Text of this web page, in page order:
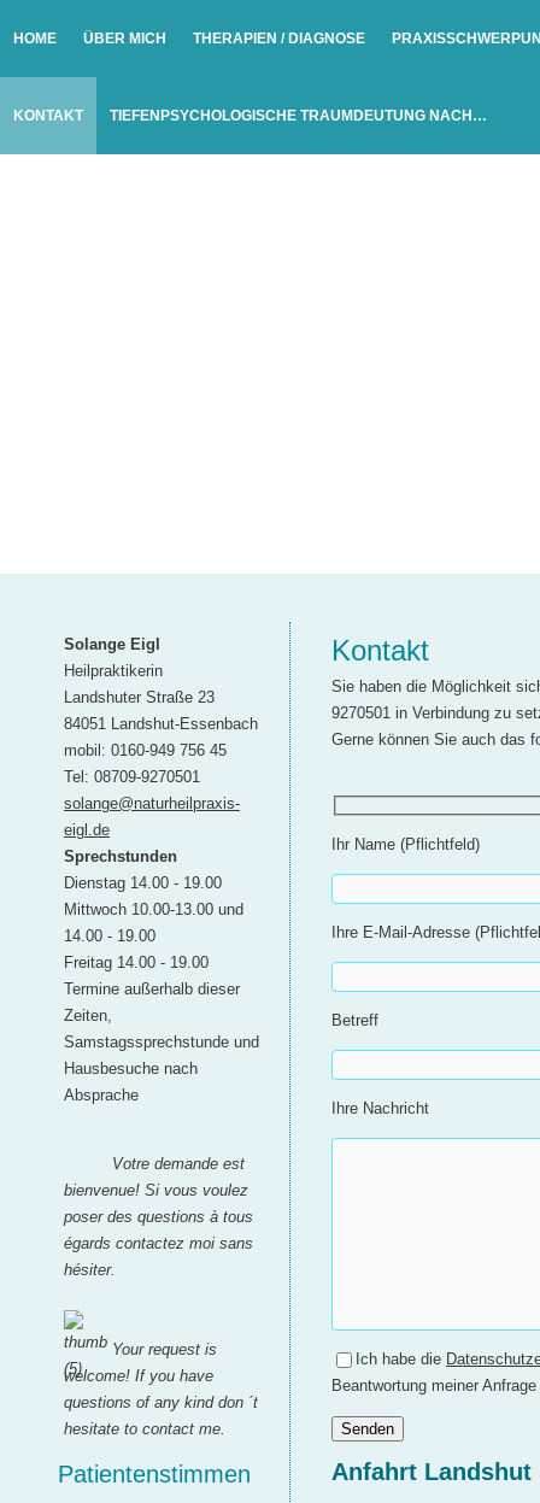
HOME ÜBER MICH THERAPIEN / DIAGNOSE
KONTAKT TIEFENPSYCHOLOGISCHE TRAUMDEUTUNG NACH…
Kontakt
Sie haben die Möglichkeit
9270501 in Verbindung zu
Gerne können Sie auch das
Ihr Name (Pflichtfeld)
Ihre E-Mail-Adresse
Betreff
Ihre Nachricht
Ich habe die
Beantwortung meiner
Anfahrt Landshut
Solange Eigl
Heilpraktikerin
Landshuter Straße 23
84051 Landshut-Essenbach
mobil: 0160-949 756 45
Tel: 08709-9270501
solange@naturheilpraxis-
eigl.de
Sprechstunden
Dienstag 14.00 - 19.00
Mittwoch 10.00-13.00 und
14.00 - 19.00
Freitag 14.00 - 19.00
Termine außerhalb dieser
Zeiten,
Samstagssprechstunde und
Hausbesuche nach
Absprache
Votre demande est
bienvenue! Si vous voulez
poser des questions à tous
égards contactez moi sans
hésiter.
Your request is
welcome! If you have
questions of any kind don ´t
hesitate to contact me.
Patientenstimmen